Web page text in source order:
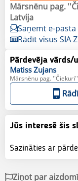
Mārsnēnu pag.
Latvija
Saņemt e-
Rādīt visus SIA
Pārdevēja vārds/
Matiss Zujans
Mārsnēnu pag.
Jūs interesē šis
Sazināties ar
Ziņot par